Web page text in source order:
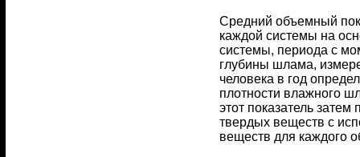
Средний объемный
каждой системы на
системы, периода с
глубины шлама,
человека в год
плотности влажного
этот показатель
твердых веществ с
веществ для каждого